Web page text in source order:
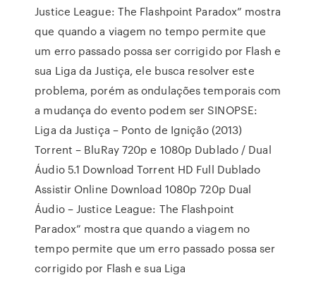
Justice League: The Flashpoint Paradox” mostra
que quando a viagem no tempo permite que
um erro passado possa ser corrigido por Flash e
sua Liga da Justiça, ele busca resolver este
problema, porém as ondulações temporais com
a mudança do evento podem ser SINOPSE:
Liga da Justiça – Ponto de Ignição (2013)
Torrent – BluRay 720p e 1080p Dublado / Dual
Áudio 5.1 Download Torrent HD Full Dublado
Assistir Online Download 1080p 720p Dual
Áudio – Justice League: The Flashpoint
Paradox” mostra que quando a viagem no
tempo permite que um erro passado possa ser
corrigido por Flash e sua Liga